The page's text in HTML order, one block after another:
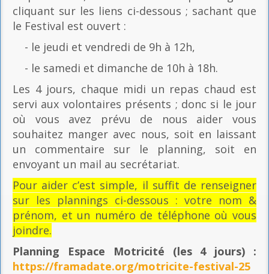
cliquant sur les liens ci-dessous ; sachant que
le Festival est ouvert :
- le jeudi et vendredi de 9h à 12h,
- le samedi et dimanche de 10h à 18h.
Les 4 jours, chaque midi un repas chaud est
servi aux volontaires présents ; donc si le jour
où vous avez prévu de nous aider vous
souhaitez manger avec nous, soit en laissant
un commentaire sur le planning, soit en
envoyant un mail au secrétariat.
Pour aider c’est simple, il suffit de renseigner
sur les plannings ci-dessous : votre nom &
prénom, et un numéro de téléphone où vous
joindre.
Planning Espace Motricité (les 4 jours) :
https://framadate.org/motricite-festival-25